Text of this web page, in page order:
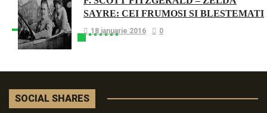
SAYRE: CEI FRUMOSI SI BLESTEMATI
18 ianuarie 2016 0
SOCIAL SHARES